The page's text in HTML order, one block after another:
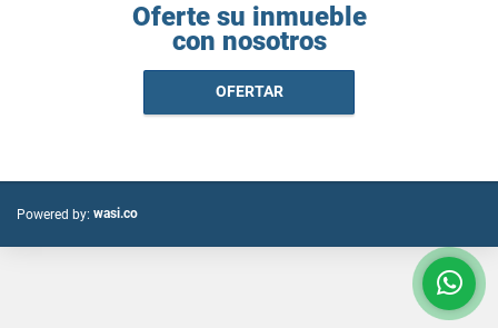
Oferte su inmueble
con nosotros
OFERTAR
Powered by: wasi.co